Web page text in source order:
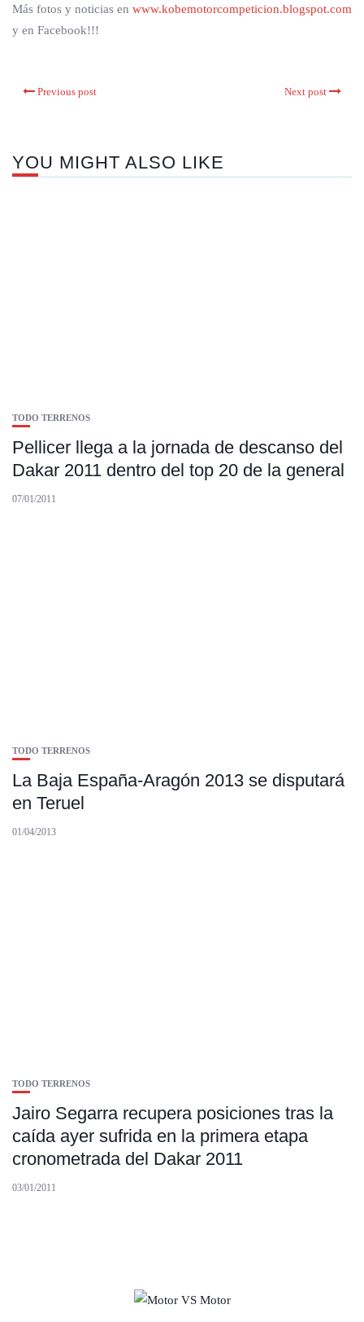
Más fotos y noticias en www.kobemotorcompeticion.blogspot.com
y en Facebook!!!
Previous post Next post
YOU MIGHT ALSO LIKE
TODO TERRENOS
Pellicer llega a la jornada de descanso del
Dakar 2011 dentro del top 20 de la general
07/01/2011
TODO TERRENOS
La Baja España-Aragón 2013 se disputará
en Teruel
01/04/2013
TODO TERRENOS
Jairo Segarra recupera posiciones tras la
caída ayer sufrida en la primera etapa
cronometrada del Dakar 2011
03/01/2011